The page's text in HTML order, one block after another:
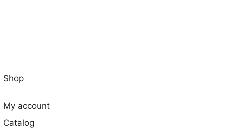
Shop
My account
Catalog